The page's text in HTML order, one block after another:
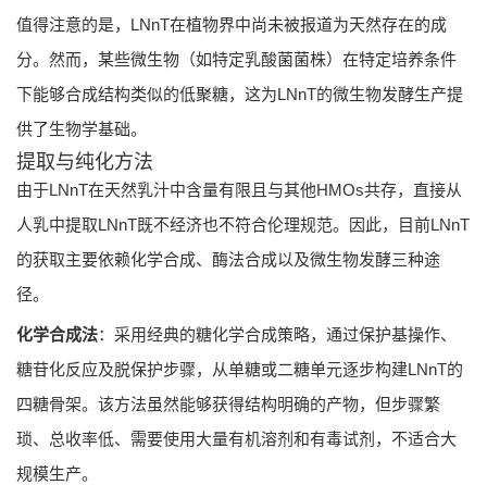
值得注意的是，LNnT在植物界中尚未被报道为天然存在的成
分。然而，某些微生物（如特定乳酸菌菌株）在特定培养条件
下能够合成结构类似的低聚糖，这为LNnT的微生物发酵生产提
供了生物学基础。
提取与纯化方法
由于LNnT在天然乳汁中含量有限且与其他HMOs共存，直接从
人乳中提取LNnT既不经济也不符合伦理规范。因此，目前LNnT
的获取主要依赖化学合成、酶法合成以及微生物发酵三种途
径。
化学合成法：采用经典的糖化学合成策略，通过保护基操作、
糖苷化反应及脱保护步骤，从单糖或二糖单元逐步构建LNnT的
四糖骨架。该方法虽然能够获得结构明确的产物，但步骤繁
琐、总收率低、需要使用大量有机溶剂和有毒试剂，不适合大
规模生产。